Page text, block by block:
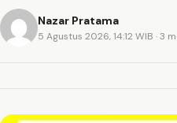
Nazar Pratama
5 Agustus 2026, 14:12 WIB · 3